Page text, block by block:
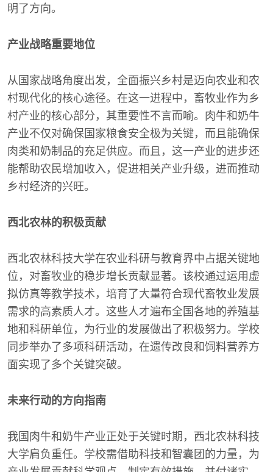
明了方向。
产业战略重要地位
从国家战略角度出发，全面振兴乡村是迈向农业和农
村现代化的核心途径。在这一进程中，畜牧业作为乡
村产业的核心部分，其重要性不言而喻。肉牛和奶牛
产业不仅对确保国家粮食安全极为关键，而且能确保
肉类和奶制品的充足供应。而且，这一产业的进步还
能帮助农民增加收入，促进相关产业升级，进而推动
乡村经济的兴旺。
西北农林的积极贡献
西北农林科技大学在农业科研与教育界中占据关键地
位，对畜牧业的稳步增长贡献显著。该校通过运用虚
拟仿真等教学技术，培育了大量符合现代畜牧业发展
需求的高素质人才。这些人才遍布全国各地的养殖基
地和科研单位，为行业的发展做出了积极努力。学校
同步举办了多项科研活动，在遗传改良和饲料营养方
面实现了多个关键突破。
未来行动的方向指南
我国肉牛和奶牛产业正处于关键时期，西北农林科技
大学肩负重任。学校需借助科技和智囊团的力量，为